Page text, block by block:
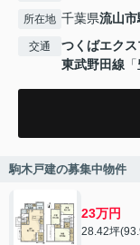
所在地 千葉県流山市
交通 つくばエクス
東武野田線 「
駒木戸建の募集中物件
23万円
28.42坪